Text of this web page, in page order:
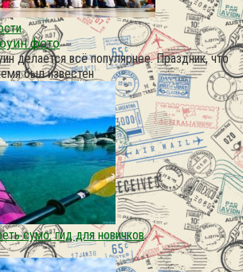
фото
делается всё популярнее. Праздник, что
был известен
сумо: гид для новичков